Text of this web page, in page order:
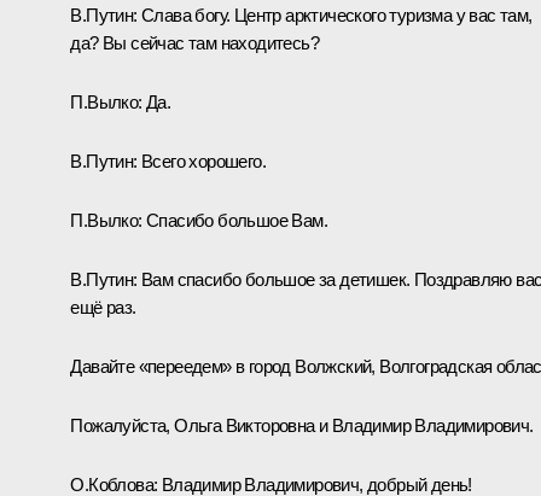
В.Путин: Слава богу. Центр арктического туризма у вас там,
да? Вы сейчас там находитесь?
П.Вылко: Да.
В.Путин: Всего хорошего.
П.Вылко: Спасибо большое Вам.
В.Путин: Вам спасибо большое за детишек. Поздравляю
ещё раз.
Давайте «переедем» в город Волжский, Волгоградская
Пожалуйста, Ольга Викторовна и Владимир Владимирович.
О.Коблова: Владимир Владимирович, добрый день!